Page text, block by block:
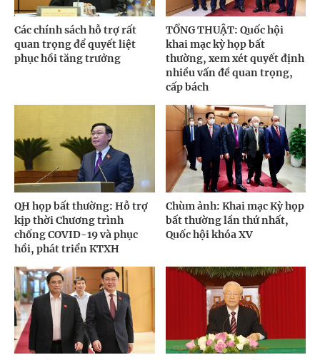
Các chính sách hỗ trợ rất
quan trọng để quyết liệt
phục hồi tăng trưởng
TỔNG THUẬT: Quốc hội
khai mạc kỳ họp bất
thường, xem xét quyết định
nhiều vấn đề quan trọng,
cấp bách
QH họp bất thường: Hỗ trợ
kịp thời Chương trình
chống COVID-19 và phục
hồi, phát triển KTXH
Chùm ảnh: Khai mạc Kỳ họp
bất thường lần thứ nhất,
Quốc hội khóa XV